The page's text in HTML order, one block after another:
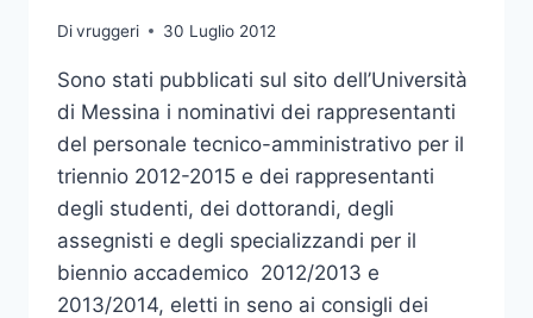
Divruggeri 30 Luglio 2012
Sono stati pubblicati sul sito dell’Università
di Messina i nominativi dei rappresentanti
del personale tecnico-amministrativo per il
triennio 2012-2015 e dei rappresentanti
degli studenti, dei dottorandi, degli
assegnisti e degli specializzandi per il
biennio accademico 2012/2013 e
2013/2014, eletti in seno ai consigli dei